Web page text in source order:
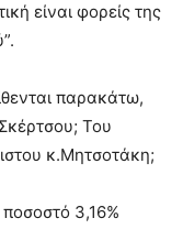
είναι φορείς της
παρακάτω,
Του
κ.Μητσοτάκη;
3,16%